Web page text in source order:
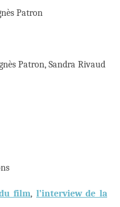
Patron
Patron, Sandra Rivaud
film, l’interview de la